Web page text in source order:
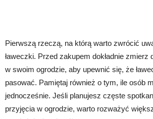
Pierwszą rzeczą, na którą warto zwrócić
ławeczki. Przed zakupem dokładnie zmierz
w swoim ogrodzie, aby upewnić się, że
pasować. Pamiętaj również o tym, ile osób
jednocześnie. Jeśli planujesz częste
przyjęcia w ogrodzie, warto rozważyć